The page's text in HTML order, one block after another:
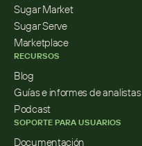
Sugar Market
Sugar Serve
Marketplace
RECURSOS
Blog
Guías e informes de analistas
Podcast
SOPORTE PARA USUARIOS
Documentación